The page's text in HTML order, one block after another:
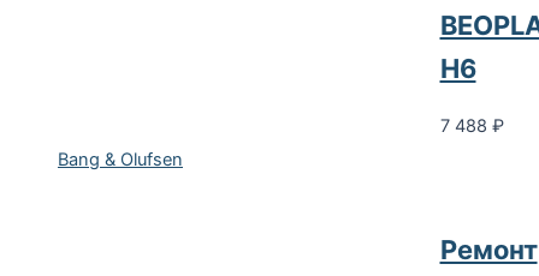
Bang & Olufsen
H6
7 488 ₽
Ремонт